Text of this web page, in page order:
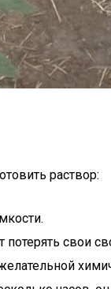
раствор:
свои